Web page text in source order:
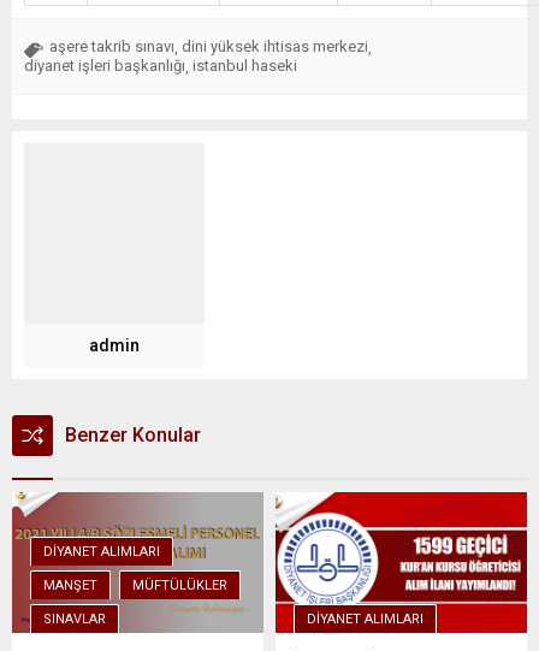
aşere takrib sınavı dini yüksek ihtisas merkezi
diyanet işleri başkanlığı istanbul haseki
admin
Benzer Konular
DIYANET ALIMLARI
MANŞET MÜFTÜLÜKLER
SINAVLAR DIYANET ALIMLARI